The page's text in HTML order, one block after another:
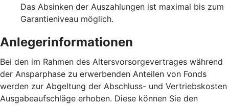
Das Absinken der Auszahlungen ist maximal bis zum
Garantieniveau möglich.
Anlegerinformationen
Bei den im Rahmen des Altersvorsorgevertrages während
der Ansparphase zu erwerbenden Anteilen von Fonds
werden zur Abgeltung der Abschluss- und Vertriebskosten
Ausgabeaufschläge erhoben. Diese können Sie den